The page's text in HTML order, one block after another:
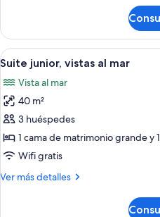
2
habitaciones,
vistas
mar
Abrir
todas
las
fotos
de
Suite
junior,
al
11
Suite junior, vistas al mar
Vista al mar
40 m²
3 huéspedes
1 cama de matrimonio grande y
Wifi gratis
Ver más detalles
Más